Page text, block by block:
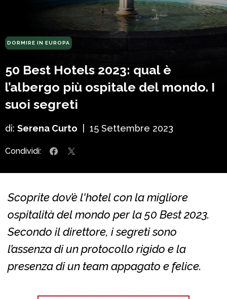
DORMIRE IN EUROPA
50 Best Hotels 2023: qual è
l’albergo più ospitale del mondo. I
suoi segreti
di: Serena Curto 15 Settembre 2023
Condividi:
Scoprite dov’è l'hotel con la migliore
ospitalità del mondo per la 50 Best 2023.
Secondo il direttore, i segreti sono
l’assenza di un protocollo rigido e la
presenza di un team appagato e felice.